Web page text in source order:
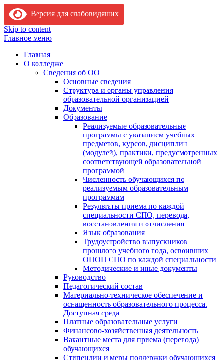
Версия для слабовидящих
Skip to content
Главное меню
Главная
О колледже
Сведения об ОО
Основные сведения
Структура и органы управления
образовательной организацией
Документы
Образование
Реализуемые образовательные
программы с указанием учебных
предметов, курсов, дисциплин
(модулей), практики, предусмотренных
соответствующей образовательной
программой
Численность обучающихся по
реализуемым образовательным
программам
Результаты приема по каждой
специальности СПО, перевода,
восстановления и отчисления
Язык образования
Трудоустройство выпускников
прошлого учебного года, освоивших
ОПОП СПО по каждой специальности
Методические и иные документы
Руководство
Педагогический состав
Материально-техническое обеспечение и
оснащенность образовательного процесса.
Доступная среда
Платные образовательные услуги
Финансово-хозяйственная деятельность
Вакантные места для приема (перевода)
обучающихся
Стипендии и меры поддержки обучающихся